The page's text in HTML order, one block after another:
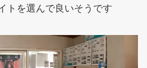
トを選んで良いそうです